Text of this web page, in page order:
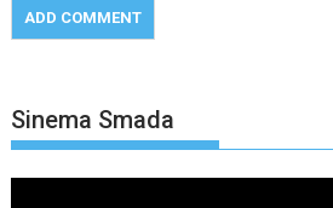
Sinema Smada